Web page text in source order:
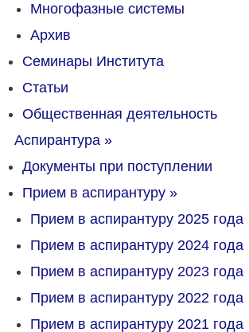
Многофазные системы
Архив
Семинары Института
Статьи
Общественная деятельность
Аспирантура »
Документы при поступлении
Прием в аспирантуру »
Прием в аспирантуру 2025 года
Прием в аспирантуру 2024 года
Прием в аспирантуру 2023 года
Прием в аспирантуру 2022 года
Прием в аспирантуру 2021 года